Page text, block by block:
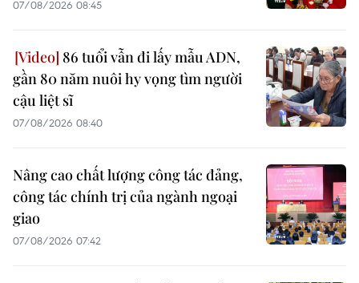
07/08/2026 08:45
86 tuổi vẫn đi lấy mẫu ADN,
gần 80 năm nuôi hy vọng tìm người
cậu liệt sĩ
07/08/2026 08:40
Nâng cao chất lượng công tác đảng,
công tác chính trị của ngành ngoại
giao
07/08/2026 07:42